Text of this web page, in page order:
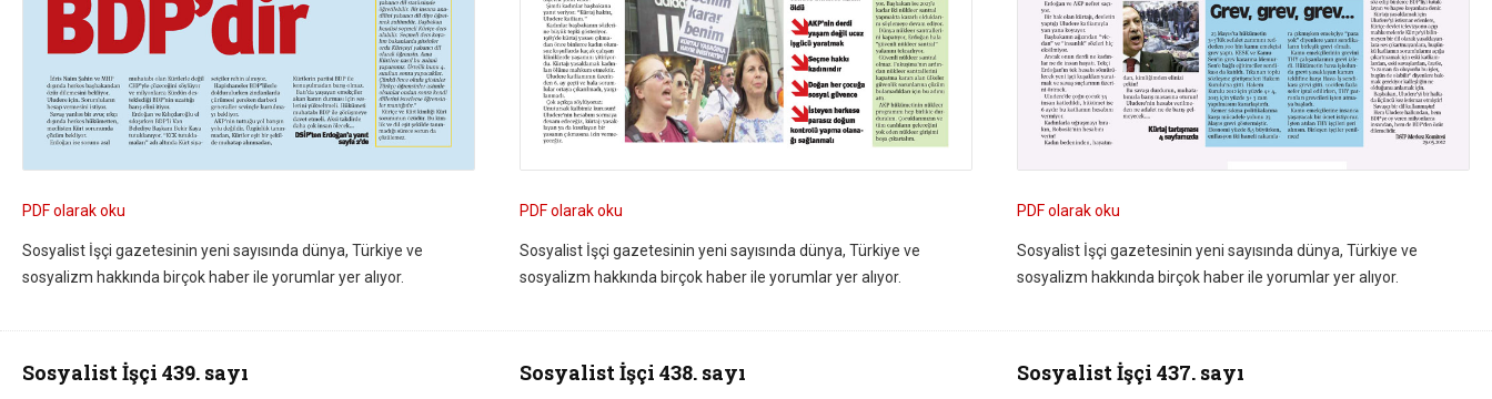
PDF olarak oku
Sosyalist İşçi gazetesinin yeni sayısında dünya, Türkiye ve
sosyalizm hakkında birçok haber ile yorumlar yer alıyor.
PDF olarak oku
Sosyalist İşçi gazetesinin yeni sayısında dünya, Türkiye ve
sosyalizm hakkında birçok haber ile yorumlar yer alıyor.
PDF olarak oku
Sosyalist İşçi gazetesinin yeni sayısında dünya, Türkiye ve
sosyalizm hakkında birçok haber ile yorumlar yer alıyor.
Sosyalist İşçi 439. sayı Sosyalist İşçi 438. sayı Sosyalist İşçi 437. sayı